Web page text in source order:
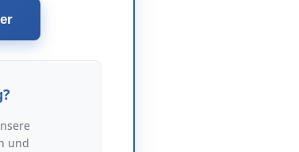
und